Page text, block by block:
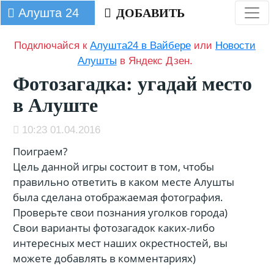
Алушта 24 ДОБАВИТЬ
Подключайся кАлушта24 в Вайбере или Новости
Алушты в Яндекс Дзен.
Фотозагадка: угадай место
в Алуште
10:23 01.04.2016
Поиграем?
Цель данной игры состоит в том, чтобы
правильно ответить в каком месте Алушты
была сделана отображаемая фотография.
Проверьте свои познания уголков города)
Свои варианты фотозагадок каких-либо
интересных мест наших окрестностей, вы
можете добавлять в комментариях)